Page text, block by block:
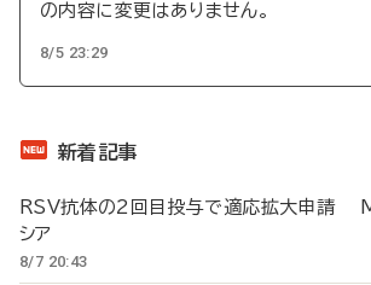
の内容に変更はありません。
8/5 23:29
新着記事
RSV抗体の2回目投与で適応拡大申請
シア
8/7 20:43